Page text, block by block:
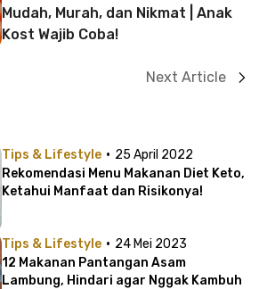
Mudah, Murah, dan Nikmat | Anak
Kost Wajib Coba!
Next Article
Tips & Lifestyle · 25 April 2022
Rekomendasi Menu Makanan Diet Keto,
Ketahui Manfaat dan Risikonya!
Tips & Lifestyle · 24 Mei 2023
12 Makanan Pantangan Asam
Lambung, Hindari agar Nggak Kambuh